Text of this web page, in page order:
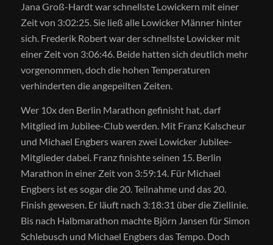
Jana Groß-Hardt war schnellste Lowickern mit einer
Zeit von 3:02:25. Sie ließ alle Lowicker Männer hinter
sich. Frederik Robert war der schnellste Lowicker mit
einer Zeit von 3:06:46. Beide hatten sich deutlich mehr
vorgenommen, doch die hohen Temperaturen
verhinderten die angepeilten Zeiten.
Wer 10x den Berlin Marathon gefinisht hat, darf
Mitglied im Jubilee-Club werden. Mit Franz Kalscheur
und Michael Engbers waren zwei Lowicker Jubilee-
Mitglieder dabei. Franz finishte seinen 15. Berlin
Marathon in einer Zeit von 3:59:14. Für Michael
Engbers ist es sogar die 20. Teilnahme und das 20.
Finish gewesen. Er läuft nach 3:18:31 über die Ziellinie.
Bis nach Halbmarathon machte Björn Jansen für Simon
Schlebusch und Michael Engbers das Tempo. Doch